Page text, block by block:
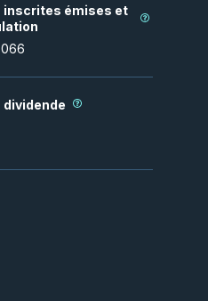
inscrites émises et
dividende